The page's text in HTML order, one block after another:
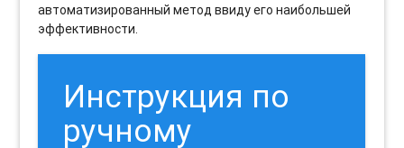
автоматизированный метод ввиду его наибольшей
эффективности.
Инструкция по
ручному